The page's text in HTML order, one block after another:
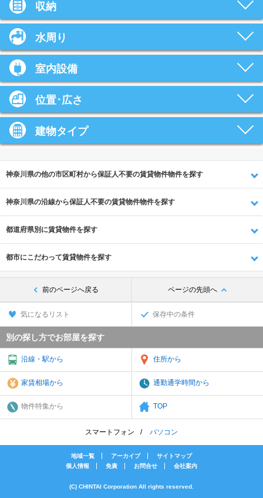
収納
水周り
室内設備
位置･広さ
建物タイプ
神奈川県の他の市区町村から保証人不要の賃貸物件物件を探す
神奈川県の沿線から保証人不要の賃貸物件物件を探す
都道府県別に賃貸物件を探す
都市にこだわって賃貸物件を探す
前のページへ戻る ページの先頭へ
気になるリスト 保存中の条件
別の探し方でお部屋を探す
沿線・駅から 住所から
家賃相場から 通勤通学時間から
物件特集から TOP
スマートフォン パソコン
地域一覧 アーカイブ
サイトマップ
個人情報
免責 お問合せ 会社案内
(C) CHINTAI Corporation All rights reserved.